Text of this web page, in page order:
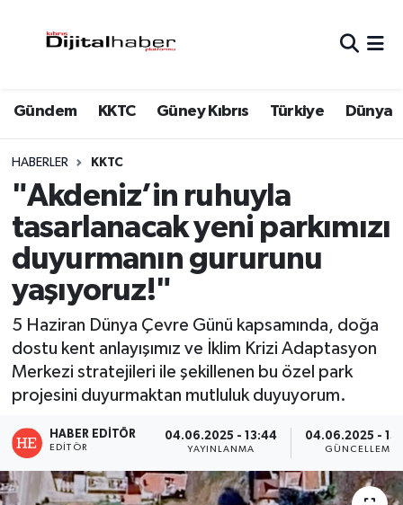
Gündem KKTC Güney Kıbrıs Türkiye Dünya
HABERLER KKTC
"Akdeniz’in ruhuyla
tasarlanacak yeni parkımızı
duyurmanın gururunu
yaşıyoruz!"
5 Haziran Dünya Çevre Günü kapsamında, doğa
dostu kent anlayışımız ve İklim Krizi Adaptasyon
Merkezi stratejileri ile şekillenen bu özel park
projesini duyurmaktan mutluluk duyuyorum.
HABER EDITÖR
EDITÖR
04.06.2025 - 13:44
YAYINLANMA
04.06.2025 -
GÜNCELLEME
Trafik Durumu
Süper Lig Puan Durumu ve Fikstür
Tüm Manşetler
Son Dakika Haberleri
Haber Arşivi